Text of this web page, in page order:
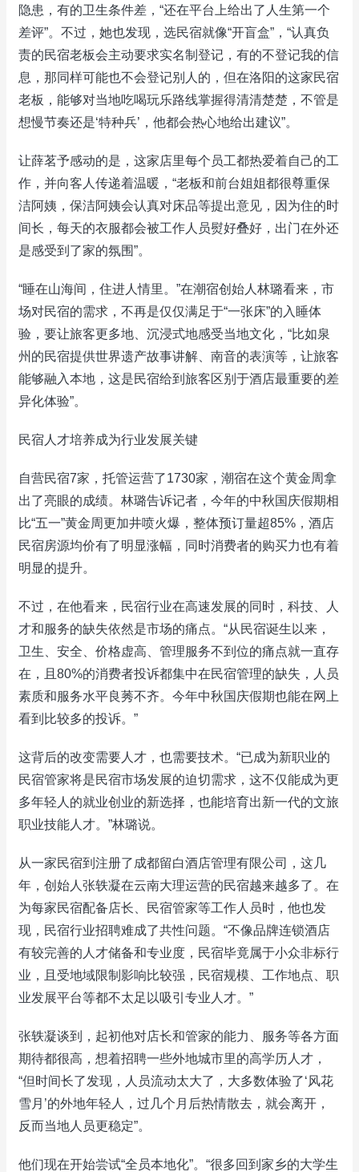
隐患，有的卫生条件差，“还在平台上给出了人生第一个
差评”。不过，她也发现，选民宿就像“开盲盒”，“认真负
责的民宿老板会主动要求实名制登记，有的不登记我的信
息，那同样可能也不会登记别人的，但在洛阳的这家民宿
老板，能够对当地吃喝玩乐路线掌握得清清楚楚，不管是
想慢节奏还是‘特种兵’，他都会热心地给出建议”。
让薛茗予感动的是，这家店里每个员工都热爱着自己的工
作，并向客人传递着温暖，“老板和前台姐姐都很尊重保
洁阿姨，保洁阿姨会认真对床品等提出意见，因为住的时
间长，每天的衣服都会被工作人员熨好叠好，出门在外还
是感受到了家的氛围”。
“睡在山海间，住进人情里。”在潮宿创始人林璐看来，市
场对民宿的需求，不再是仅仅满足于“一张床”的入睡体
验，要让旅客更多地、沉浸式地感受当地文化，“比如泉
州的民宿提供世界遗产故事讲解、南音的表演等，让旅客
能够融入本地，这是民宿给到旅客区别于酒店最重要的差
异化体验”。
民宿人才培养成为行业发展关键
自营民宿7家，托管运营了1730家，潮宿在这个黄金周拿
出了亮眼的成绩。林璐告诉记者，今年的中秋国庆假期相
比“五一”黄金周更加井喷火爆，整体预订量超85%，酒店
民宿房源均价有了明显涨幅，同时消费者的购买力也有着
明显的提升。
不过，在他看来，民宿行业在高速发展的同时，科技、人
才和服务的缺失依然是市场的痛点。“从民宿诞生以来，
卫生、安全、价格虚高、管理服务不到位的痛点就一直存
在，且80%的消费者投诉都集中在民宿管理的缺失，人员
素质和服务水平良莠不齐。今年中秋国庆假期也能在网上
看到比较多的投诉。”
这背后的改变需要人才，也需要技术。“已成为新职业的
民宿管家将是民宿市场发展的迫切需求，这不仅能成为更
多年轻人的就业创业的新选择，也能培育出新一代的文旅
职业技能人才。”林璐说。
从一家民宿到注册了成都留白酒店管理有限公司，这几
年，创始人张轶凝在云南大理运营的民宿越来越多了。在
为每家民宿配备店长、民宿管家等工作人员时，他也发
现，民宿行业招聘难成了共性问题。“不像品牌连锁酒店
有较完善的人才储备和专业度，民宿毕竟属于小众非标行
业，且受地域限制影响比较强，民宿规模、工作地点、职
业发展平台等都不太足以吸引专业人才。”
张轶凝谈到，起初他对店长和管家的能力、服务等各方面
期待都很高，想着招聘一些外地城市里的高学历人才，
“但时间长了发现，人员流动太大了，大多数体验了‘风花
雪月’的外地年轻人，过几个月后热情散去，就会离开，
反而当地人员更稳定”。
他们现在开始尝试“全员本地化”。“很多回到家乡的大学生